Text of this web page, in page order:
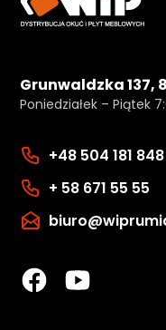
Grunwaldzka 137,
Poniedziałek – Piątek
+48 504 181 848
+ 58 671 55 55